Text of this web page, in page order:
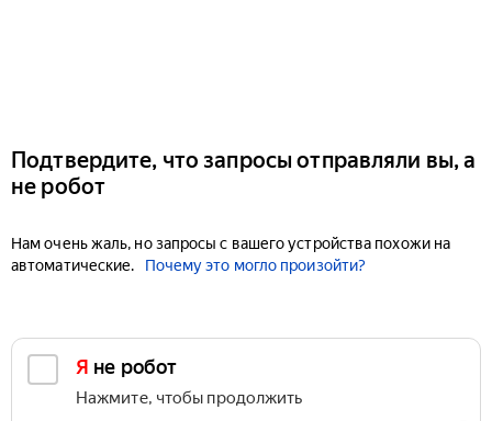
Подтвердите, что запросы отправляли вы, а
не робот
Нам очень жаль, но запросы с вашего устройства похожи на
автоматические.
Почему это могло произойти?
Я не робот
Нажмите, чтобы продолжить